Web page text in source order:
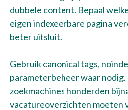
dubbele content. Bepaal
eigen indexeerbare pagina
beter uitsluit.
Gebruik canonical tags,
parameterbeheer waar nodig.
zoekmachines honderden
vacatureoverzichten moeten